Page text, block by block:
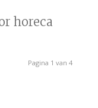
horeca
Pagina 1 van 4